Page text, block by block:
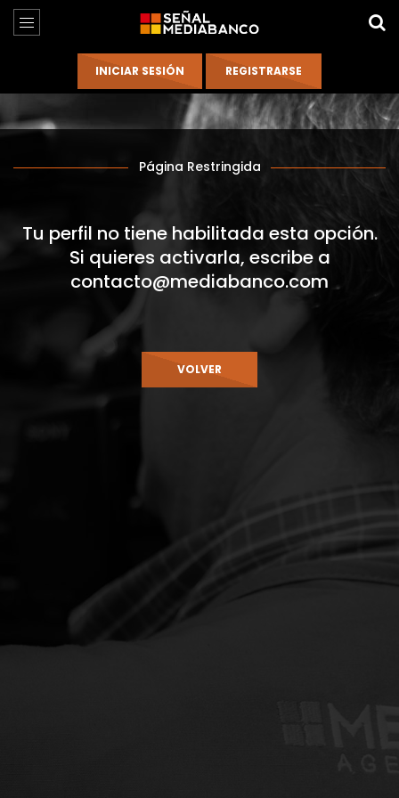
Página Restringida
Tu perfil no tiene habilitada esta opción.
Si quieres activarla, escribe a
contacto@mediabanco.com